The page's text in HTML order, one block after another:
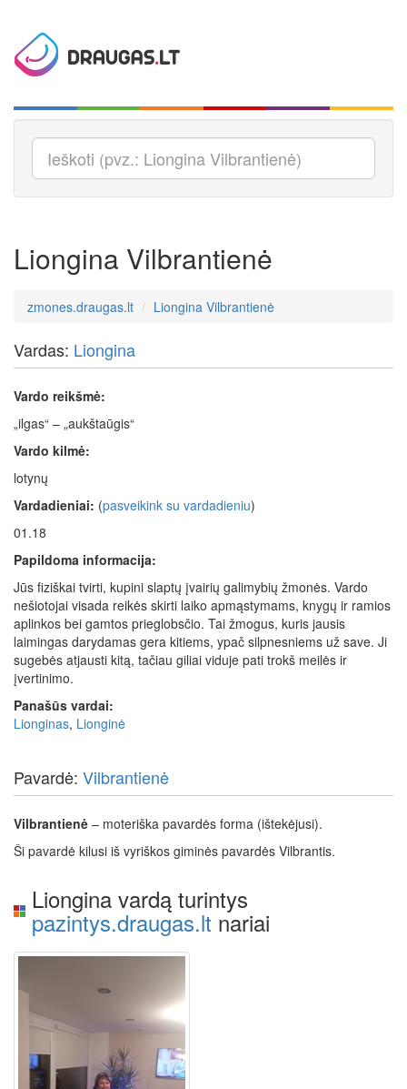
Liongina Vilbrantienė
zmones.draugas.lt Liongina Vilbrantienė
Vardas: Liongina
Vardo reikšmė:
„ilgas“ – „aukštaūgis“
Vardo kilmė:
lotynų
Vardadieniai: (pasveikink su vardadieniu)
01.18
Papildoma informacija:
Jūs fiziškai tvirti, kupini slaptų įvairių galimybių žmonės. Vardo
nešiotojai visada reikės skirti laiko apmąstymams, knygų ir ramios
aplinkos bei gamtos prieglobsčio. Tai žmogus, kuris jausis
laimingas darydamas gera kitiems, ypač silpnesniems už save. Ji
sugebės atjausti kitą, tačiau giliai viduje pati trokš meilės ir
įvertinimo.
Panašūs vardai:
Lionginas, Lionginė
Pavardė: Vilbrantienė
Vilbrantienė – moteriška pavardės forma (ištekėjusi).
Ši pavardė kilusi iš vyriškos giminės pavardės Vilbrantis.
Liongina vardą turintys
pazintys.draugas.lt nariai